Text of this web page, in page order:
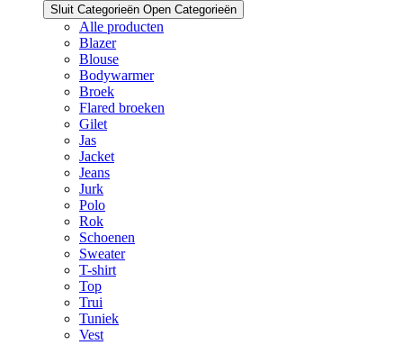
Sluit Categorieën Open Categorieën
Alle producten
Blazer
Blouse
Bodywarmer
Broek
Flared broeken
Gilet
Jas
Jacket
Jeans
Jurk
Polo
Rok
Schoenen
Sweater
T-shirt
Top
Trui
Tuniek
Vest